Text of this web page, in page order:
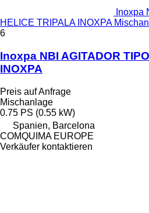
Inoxpa
HELICE TRIPALA INOXPA
6
Inoxpa NBI AGITADOR
INOXPA
Preis auf Anfrage
Mischanlage
0.75 PS (0.55 kW)
Spanien, Barcelona
COMQUIMA EUROPE
Verkäufer kontaktieren